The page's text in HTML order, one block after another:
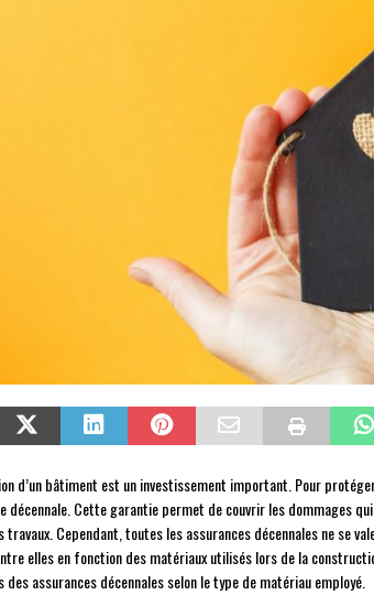
d’un bâtiment est un investissement important. Pour
décennale. Cette garantie permet de couvrir les dommages
travaux. Cependant, toutes les assurances décennales ne se
elles en fonction des matériaux utilisés lors de la
assurances décennales selon le type de matériau employé.